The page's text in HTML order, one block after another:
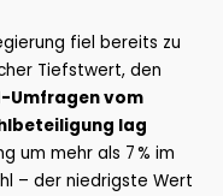
fiel bereits zu
Tiefstwert, den
Umfragen vom
lag
um mehr als 7 % im
– der niedrigste Wert